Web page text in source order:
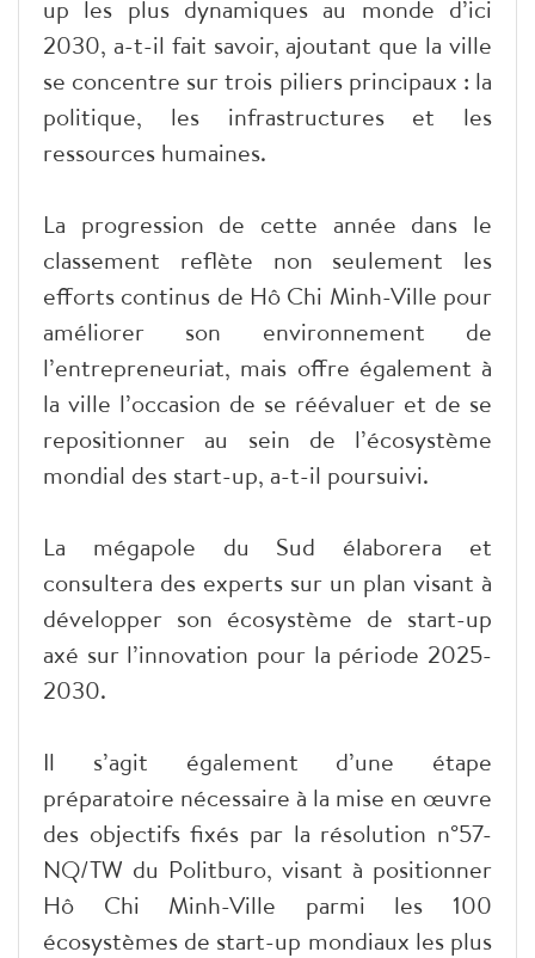
up les plus dynamiques au monde d’ici
2030, a-t-il fait savoir, ajoutant que la ville
se concentre sur trois piliers principaux : la
politique, les infrastructures et les
ressources humaines.
La progression de cette année dans le
classement reflète non seulement les
efforts continus de Hô Chi Minh-Ville pour
améliorer son environnement de
l’entrepreneuriat, mais offre également à
la ville l’occasion de se réévaluer et de se
repositionner au sein de l’écosystème
mondial des start-up, a-t-il poursuivi.
La mégapole du Sud élaborera et
consultera des experts sur un plan visant à
développer son écosystème de start-up
axé sur l’innovation pour la période 2025-
2030.
Il s’agit également d’une étape
préparatoire nécessaire à la mise en œuvre
des objectifs fixés par la résolution n°57-
NQ/TW du Politburo, visant à positionner
Hô Chi Minh-Ville parmi les 100
écosystèmes de start-up mondiaux les plus